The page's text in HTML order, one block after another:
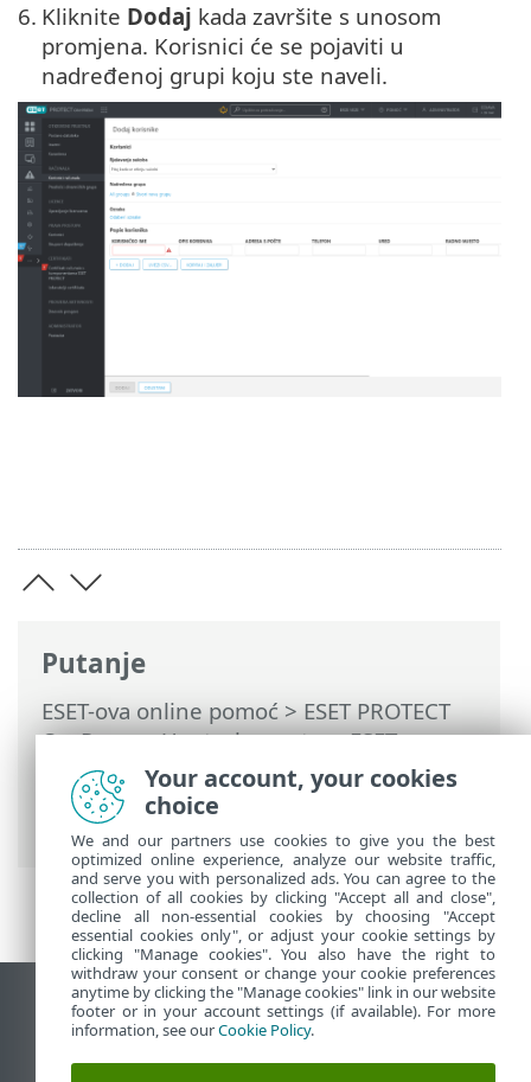
Putanje
ESET-ova online pomoć>ESET PROTECT
On-Prem>Upotreba sustava ESET
PROTECT On-Prem>ESET PROTECT On-
Prem Glavni izbornik
Više
računala
> Dodavanje novih korisnika
6. Kliknite Dodaj kada završite s unosom
promjena. Korisnici će se pojaviti u
nadređenoj grupi koju ste naveli.
Prikaži stranicu za radnu površinu
End of Life
ESET-ova baza znanja
Your account, your cookies
choice
We and our partners use cookies to give you the best
optimized online experience, analyze our website traffic,
and serve you with personalized ads. You can agree to the
collection of all cookies by clicking "Accept all and close",
decline all non-essential cookies by choosing "Accept
essential cookies only", or adjust your cookie settings by
clicking "Manage cookies". You also have the right to
withdraw your consent or change your cookie preferences
anytime by clicking the "Manage cookies" link in our website
footer or in your account settings (if available). For more
information, see ourCookie Policy.